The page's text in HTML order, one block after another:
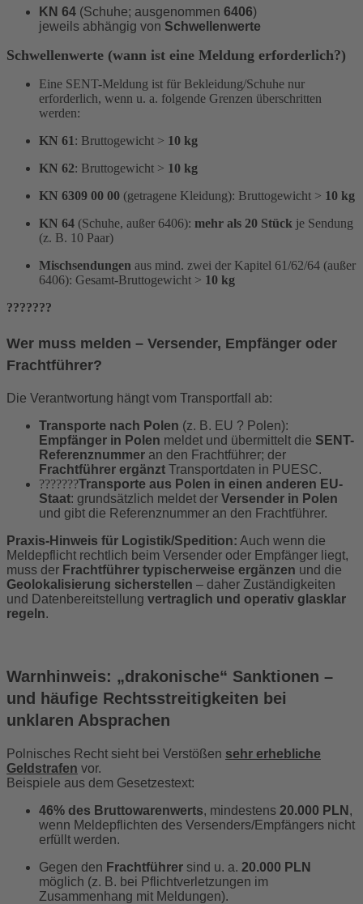
KN 64 (Schuhe; ausgenommen 6406)
jeweils abhängig von Schwellenwerte
Schwellenwerte (wann ist eine Meldung erforderlich?)
Eine SENT-Meldung ist für Bekleidung/Schuhe nur
erforderlich, wenn u. a. folgende Grenzen überschritten
werden:
KN 61: Bruttogewicht > 10 kg
KN 62: Bruttogewicht > 10 kg
KN 6309 00 00 (getragene Kleidung): Bruttogewicht > 10 kg
KN 64 (Schuhe, außer 6406): mehr als 20 Stück je Sendung
(z. B. 10 Paar)
Mischsendungen aus mind. zwei der Kapitel 61/62/64 (außer
6406): Gesamt-Bruttogewicht > 10 kg
???????
Wer muss melden – Versender, Empfänger oder
Frachtführer?
Die Verantwortung hängt vom Transportfall ab:
Transporte nach Polen (z. B. EU ? Polen):
Empfänger in Polen meldet und übermittelt die SENT-
Referenznummer an den Frachtführer; der
Frachtführer ergänzt Transportdaten in PUESC.
???????Transporte aus Polen in einen anderen EU-
Staat: grundsätzlich meldet der Versender in Polen
und gibt die Referenznummer an den Frachtführer.
Praxis-Hinweis für Logistik/Spedition: Auch wenn die
Meldepflicht rechtlich beim Versender oder Empfänger liegt,
muss der Frachtführer typischerweise ergänzen und die
Geolokalisierung sicherstellen – daher Zuständigkeiten
und Datenbereitstellung vertraglich und operativ glasklar
regeln.
Warnhinweis: „drakonische“ Sanktionen –
und häufige Rechtsstreitigkeiten bei
unklaren Absprachen
Polnisches Recht sieht bei Verstößen sehr erhebliche
Geldstrafen vor.
Beispiele aus dem Gesetzestext:
46% des Bruttowarenwerts, mindestens 20.000 PLN ,
wenn Meldepflichten des Versenders/Empfängers nicht
erfüllt werden.
Gegen den Frachtführer sind u. a. 20.000 PLN
möglich (z. B. bei Pflichtverletzungen im
Zusammenhang mit Meldungen).